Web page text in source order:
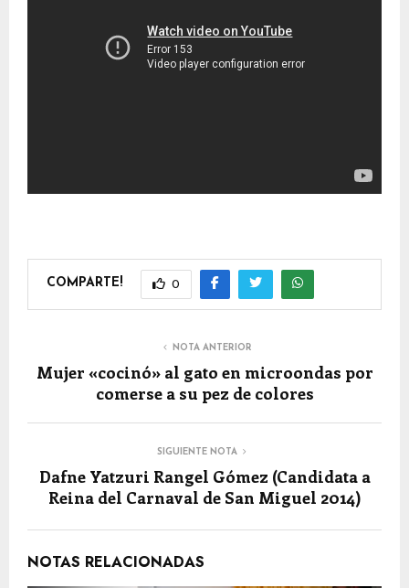
COMPARTE! 0
NOTA ANTERIOR
Mujer «cocinó» al gato en microondas por
comerse a su pez de colores
SIGUIENTE NOTA
Dafne Yatzuri Rangel Gómez (Candidata a
Reina del Carnaval de San Miguel 2014)
NOTAS RELACIONADAS